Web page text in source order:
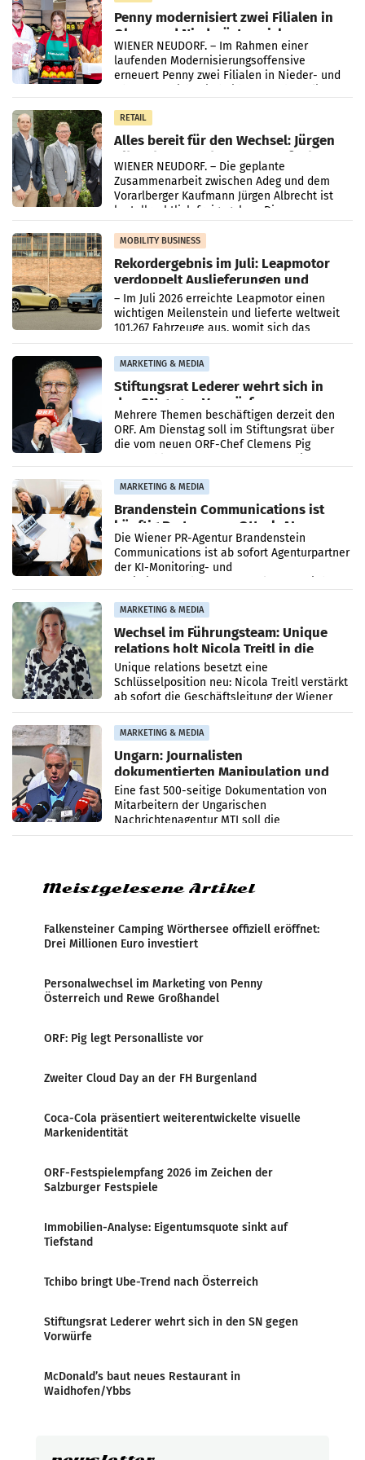
Penny modernisiert zwei Filialen in
Ober- und Niederösterreich
WIENER NEUDORF. – Im Rahmen einer
laufenden Modernisierungsoffensive
erneuert Penny zwei Filialen in Nieder- und
RETAIL
Alles bereit für den Wechsel: Jürgen
Albrecht setzt ab 1.1.2027 auf Adeg
WIENER NEUDORF. – Die geplante
Zusammenarbeit zwischen Adeg und dem
Vorarlberger Kaufmann Jürgen Albrecht ist
kartellrechtlich freigegeben: Die
Bundeswettbewerbsbehörde und der
Bundeskartellanwalt
MOBILITY BUSINESS
Rekordergebnis im Juli: Leapmotor
verdoppelt Auslieferungen und
überschreitet die 100.000er-Marke
– Im Juli 2026 erreichte Leapmotor einen
wichtigen Meilenstein und lieferte weltweit
101.267 Fahrzeuge aus, womit sich das
Ergebnis gegenüber Juli 2025 mehr als
verdoppelte (+102
MARKETING & MEDIA
Stiftungsrat Lederer wehrt sich in
den SN gegen Vorwürfe
Mehrere Themen beschäftigen derzeit den
ORF. Am Dienstag soll im Stiftungsrat über
die vom neuen ORF-Chef Clemens Pig
MARKETING & MEDIA
Brandenstein Communications ist
künftig Partner von OtterlyAI
Die Wiener PR-Agentur Brandenstein
Communications ist ab sofort Agenturpartner
der KI-Monitoring- und
MARKETING & MEDIA
Wechsel im Führungsteam: Unique
relations holt Nicola Treitl in die
Geschäftsleitung
Unique relations besetzt eine
Schlüsselposition neu: Nicola Treitl verstärkt
ab sofort die Geschäftsleitung der Wiener
PR-Agentur an der Seite von Josef Kalina und
Anna Kalina-Mahr.
MARKETING & MEDIA
Ungarn: Journalisten
dokumentierten Manipulation und
Zensur
Eine fast 500-seitige Dokumentation von
Mitarbeitern der Ungarischen
Nachrichtenagentur MTI soll die
systematische Nachrichten-Manipulation und
Meistgelesene Artikel
Falkensteiner Camping Wörthersee offiziell eröffnet:
Drei Millionen Euro investiert
Personalwechsel im Marketing von Penny
Österreich und Rewe Großhandel
ORF: Pig legt Personalliste vor
Zweiter Cloud Day an der FH Burgenland
Coca-Cola präsentiert weiterentwickelte visuelle
Markenidentität
ORF-Festspielempfang 2026 im Zeichen der
Salzburger Festspiele
Immobilien-Analyse: Eigentumsquote sinkt auf
Tiefstand
Tchibo bringt Ube-Trend nach Österreich
Stiftungsrat Lederer wehrt sich in den SN gegen
Vorwürfe
McDonald’s baut neues Restaurant in
Waidhofen/Ybbs